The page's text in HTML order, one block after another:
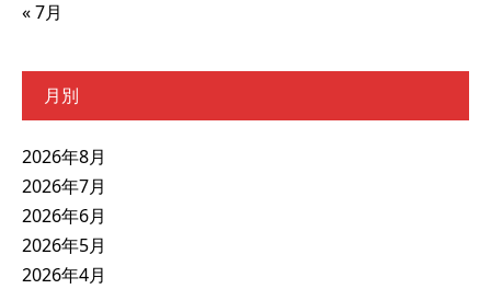
« 7月
月別
2026年8月
2026年7月
2026年6月
2026年5月
2026年4月